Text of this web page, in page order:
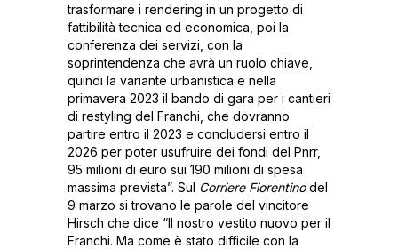
trasformare i rendering in un progetto di
fattibilità tecnica ed economica, poi la
conferenza dei servizi, con la
soprintendenza che avrà un ruolo chiave,
quindi la variante urbanistica e nella
primavera 2023 il bando di gara per i cantieri
di restyling del Franchi, che dovranno
partire entro il 2023 e concludersi entro il
2026 per poter usufruire dei fondi del Pnrr,
95 milioni di euro sui 190 milioni di spesa
massima prevista”. Sul Corriere Fiorentinodel
9 marzo si trovano le parole del vincitore
Hirsch che dice “Il nostro vestito nuovo per il
Franchi. Ma come è stato difficile con la